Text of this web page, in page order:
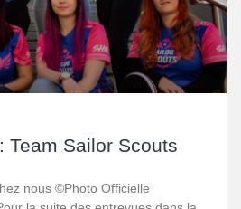
Team Sailor Scouts
nous ©Photo Officielle